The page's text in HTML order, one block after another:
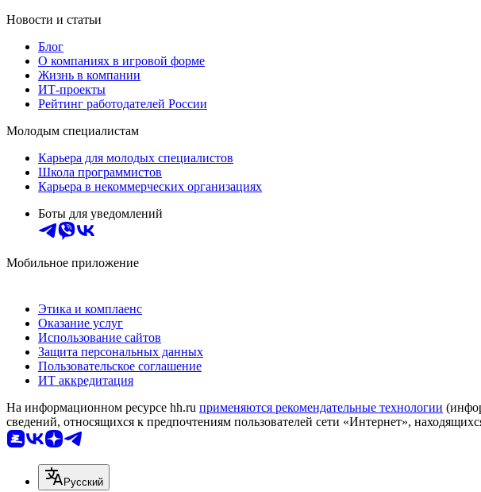
Новости и статьи
Блог
О компаниях в игровой форме
Жизнь в компании
ИТ-проекты
Рейтинг работодателей России
Молодым специалистам
Карьера для молодых специалистов
Школа программистов
Карьера в некоммерческих организациях
Боты для уведомлений
Мобильное приложение
Этика и комплаенс
Оказание услуг
Использование сайтов
Защита персональных данных
Пользовательское соглашение
ИТ аккредитация
На информационном ресурсе hh.ru применяются рекомендательные технологии
сведений, относящихся к предпочтениям пользователей сети «Интернет»,
Русский